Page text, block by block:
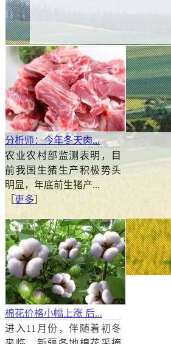
棉花收储政策落地 或将利好棉花
近日，国家粮食和物资储备局
理，进一步优化储备结构、提
分析师：今年冬天肉...
农业农村部监测表明，目
前我国生猪生产积极势头
明显，年底前生猪产...
［ 更多］
棉花价格小幅上涨 后...
进入11月份，伴随着初冬